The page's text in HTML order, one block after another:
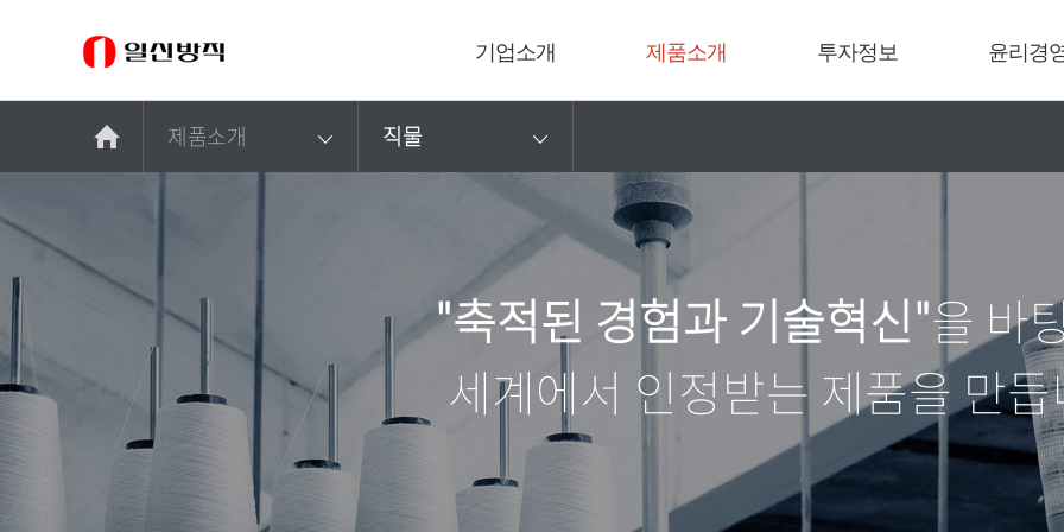
기업소개 제품소개 투자정보 윤리경
제품소개 직물
개
"축적된 경험과 기술혁신"을 바
세계에서 인정받는 제품을 만